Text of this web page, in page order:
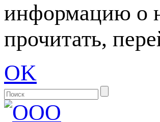
информацию о
прочитать,
OK